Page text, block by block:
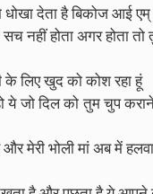
धोखा देता है बिकोज आई
नहीं होता अगर होता
के लिए खुद को कोश रहा हूं
जो दिल को तुम चुप
मेरी भोली मां अब में